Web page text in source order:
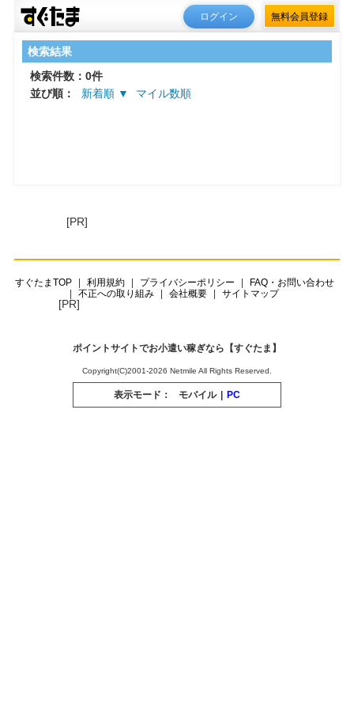
ログイン 無料会員登録
検索結果
検索件数：0件
並び順：
新着順 ▼ マイル数順
[PR]
すぐたまTOP 利用規約 プライバシーポリシー
FAQ・お問い合わせ
不正への取り組み
会社概要 サイトマップ
[PR]
ポイントサイトでお小遣い稼ぎなら【すぐたま】
Copyright(C)2001-2026 Netmile All Rights Reserved.
表示モード： モバイル PC